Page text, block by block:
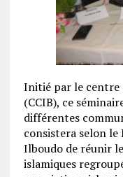
Initié par le centre
(CCIB), ce
différentes
consistera selon
Ilboudo de réunir
islamiques